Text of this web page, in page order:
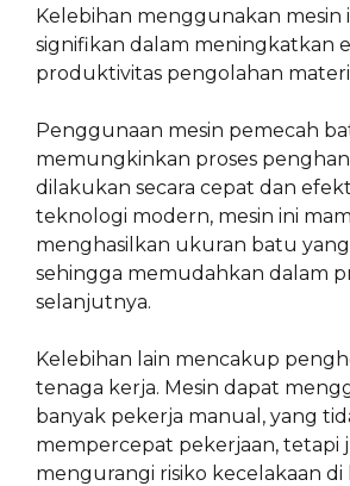
Kelebihan menggunakan mesin
signifikan dalam meningkatkan
produktivitas pengolahan
Penggunaan mesin pemecah
memungkinkan proses
dilakukan secara cepat dan
teknologi modern, mesin ini
menghasilkan ukuran batu
sehingga memudahkan dalam
selanjutnya.
Kelebihan lain mencakup
tenaga kerja. Mesin dapat
banyak pekerja manual, yang
mempercepat pekerjaan, tetapi
mengurangi risiko kecelakaan di